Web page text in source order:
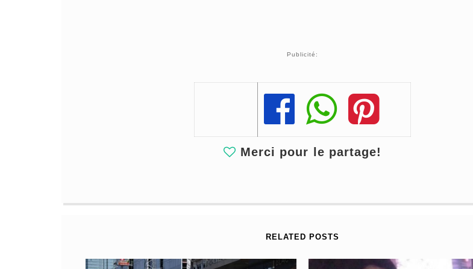
Publicité:
Share
Share
Share
Merci pour le partage!
RELATED POSTS